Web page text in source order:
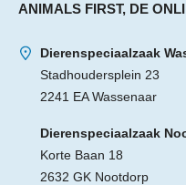
ANIMALS FIRST, DE
Dierenspeciaalzaak
Stadhoudersplein 23
2241 EA Wassenaar
Dierenspeciaalzaak
Korte Baan 18
2632 GK Nootdorp